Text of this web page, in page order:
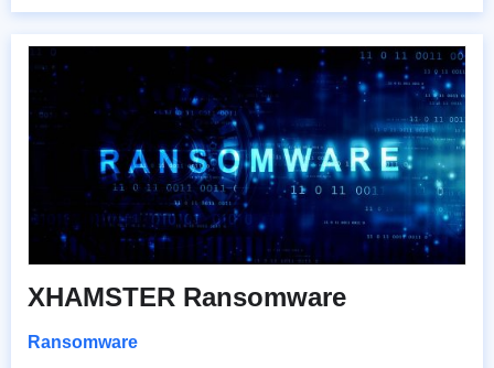
XHAMSTER Ransomware
Ransomware